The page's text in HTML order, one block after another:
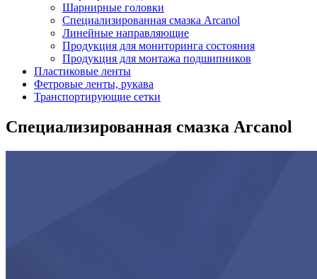
Шарнирные головки
Специализированная смазка Arcanol
Линейные направляющие
Продукция для мониторинга состояния
Продукция для монтажа подшипников
Пластиковые ленты
Фетровые ленты, рукава
Транспортирующие сетки
Специализированная смазка Arcanol